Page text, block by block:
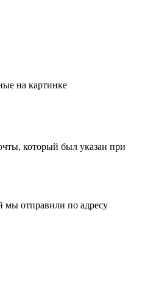
на картинке
который был указан при
мы отправили по адресу